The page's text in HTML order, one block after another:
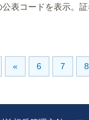
表コードを表示。
« 6 7 8